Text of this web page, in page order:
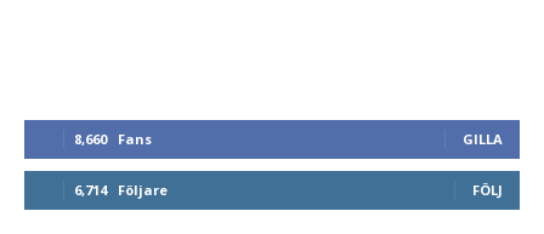
8,660 Fans GILLA
6,714 Följare FÖLJ